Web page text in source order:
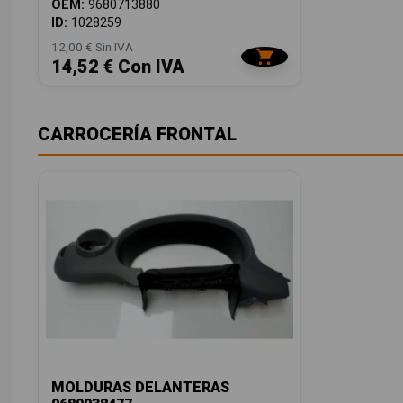
OEM: 9680713880
ID: 1028259
12,00 € Sin IVA
14,52 € Con IVA
CARROCERÍA FRONTAL
MOLDURAS DELANTERAS